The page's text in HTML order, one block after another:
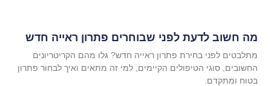
מה חשוב לדעת לפני שבוחרים פתרון ראייה חדש
מתלבטים לפני בחירת פתרון ראייה חדש? גלו מהם הקריטריונים
החשובים, סוגי הטיפולים הקיימים, למי זה מתאים ואיך לבחור פתרון
בטוח ומתקדם.